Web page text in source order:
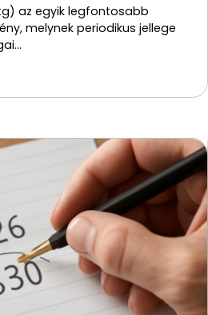
az egyik legfontosabb
melynek periodikus jellege